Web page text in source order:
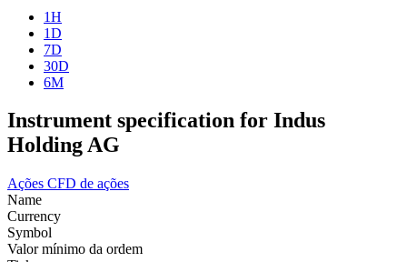
1H
1D
7D
30D
6M
Instrument specification for Indus
Holding AG
Ações CFD de ações
Name
Currency
Symbol
Valor mínimo da ordem